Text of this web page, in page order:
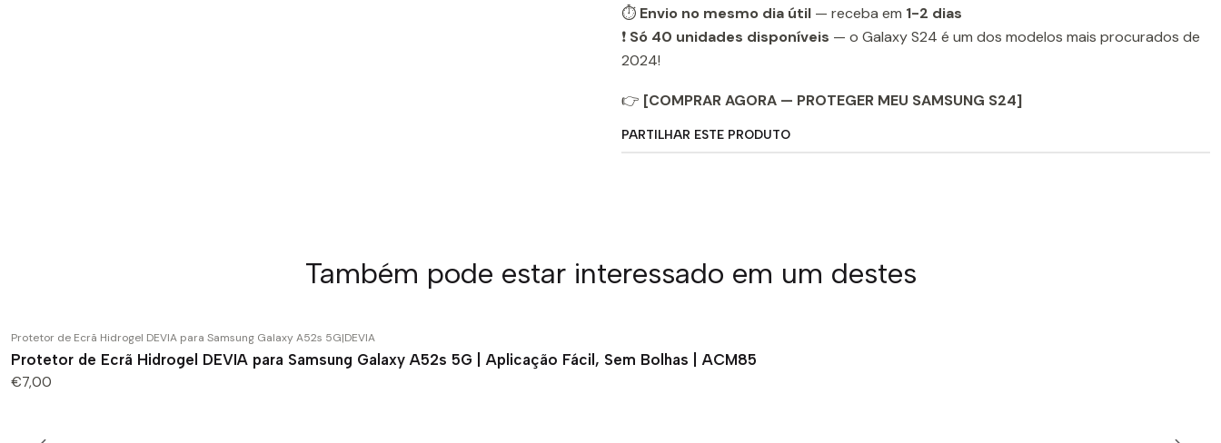
⏱️ Envio no mesmo dia útil — receba em 1-2 dias
❗ Só 40 unidades disponíveis — o Galaxy S24 é um dos modelos mais procurados de
2024!
👉 [COMPRAR AGORA — PROTEGER MEU SAMSUNG S24]
PARTILHAR ESTE PRODUTO
Também pode estar interessado em um destes
Protetor de Ecrã Hidrogel DEVIA para Samsung Galaxy A52s 5G|DEVIA
Protetor de Ecrã Hidrogel DEVIA para Samsung Galaxy A52s 5G | Aplicação Fácil, Sem Bolhas | ACM85
€7,00